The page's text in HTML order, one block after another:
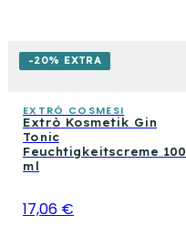
-20% EXTRA
EXTRÒ COSMESI
Extrò Kosmetik Gin
Tonic
Feuchtigkeitscreme 100
ml
17,06 €